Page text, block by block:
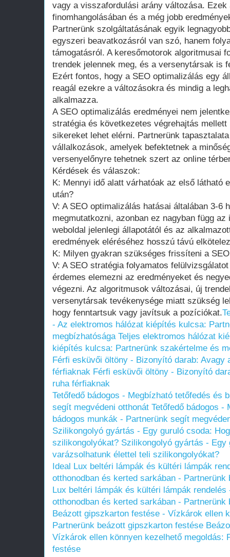
vagy a visszafordulási arány változása.
finomhangolásában és a még jobb
Partnerünk szolgáltatásának egyik
egyszeri beavatkozásról van szó, hanem
támogatásról. A keresőmotorok algoritmusai
trendek jelennek meg, és a versenytársak is
Ezért fontos, hogy a SEO optimalizálás egy
reagál ezekre a változásokra és mindig a
alkalmazza.
A SEO optimalizálás eredményei nem
stratégia és következetes végrehajtás
sikereket lehet elérni. Partnerünk
vállalkozások, amelyek befektetnek a
versenyelőnyre tehetnek szert az online
Kérdések és válaszok:
K: Mennyi idő alatt várhatóak az első látható
után?
V: A SEO optimalizálás hatásai általában 3-6
megmutatkozni, azonban ez nagyban függ
weboldal jelenlegi állapotától és az
eredmények eléréséhez hosszú távú
K: Milyen gyakran szükséges frissíteni a
V: A SEO stratégia folyamatos
érdemes elemezni az eredményeket és
végezni. Az algoritmusok változásai, új
versenytársak tevékenysége miatt szükség
hogy fenntartsuk vagy javítsuk a pozíciókat.
- Az elektromos hálózat kiépítés kulcsa:
megbízhatósága Teljes elektromos hálózat
kiépítés kulcsa: Partnerünk szakértelme és
Férfi esküvői öltöny - Bizonyító darab: Avagy
férfiaknak Férfi esküvői öltöny - Bizonyító
ruha férfiaknak
Tetőfedő bádogos - Megbízható tetőfedés és
segít megvédeni otthonát Tetőfedő bádogos -
bádogos munkák - Partnerünk segít
Szilikongolyó gyártás - Egy guruló csoda:
szilikongolyókat? Szilikongolyó gyártás - Egy
varázsolhatunk élettel teli szilikongolyókat?
Ideal Lux beltéri lámpák és kültéri lámpák
otthonodban és kerted sarkában -
Lux beltéri lámpák és kültéri lámpák
otthonodban és kerted sarkában -
Beázott gipszkarton festése - Vízkárok ellen
Partnerünk beázott gipszkarton festése
Vízkárok ellen könnyen kezelhető megoldás:
festése